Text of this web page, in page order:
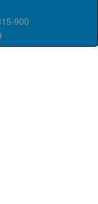
900